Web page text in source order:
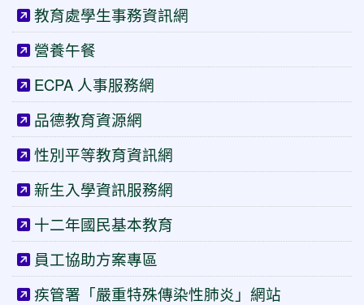
教育處學生事務資訊網
營養午餐
ECPA 人事服務網
品德教育資源網
性別平等教育資訊網
新生入學資訊服務網
十二年國民基本教育
員工協助方案專區
疾管署「嚴重特殊傳染性肺炎」網站